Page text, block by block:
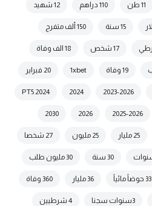
11 طن 110 دراهم 12 شهيد
15 سنة 150 ألف متفرج
17 شخص 18 الف وفاة
19 وفاة 1xbet 20 فبراير
2023-2026
2024
2024 PT5
2025-2026
2026
2030
25 مليار 25 مليون 27 شخصا
30 سنة 30 مليون طلب
33 حوضاً مائياً 36 مليار 360 وفاة
3سنوات سجنا 4 شرطيين